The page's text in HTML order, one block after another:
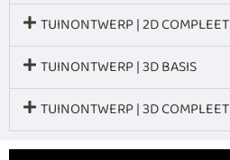
TUINONTWERP | 2D COMPLEET
TUINONTWERP | 3D BASIS
TUINONTWERP | 3D COMPLEET